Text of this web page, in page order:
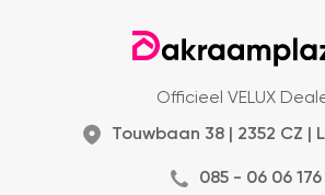
Officieel VELUX
Touwbaan 38 | 2352 CZ |
085 - 06 06 176